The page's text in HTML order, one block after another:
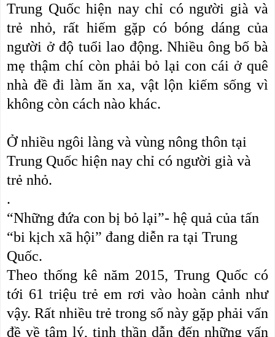
Trung Quốc hiện nay chỉ có người già và
trẻ nhỏ, rất hiếm gặp có bóng dáng của
người ở độ tuổi lao động. Nhiều ông bố bà
mẹ thậm chí còn phải bỏ lại con cái ở quê
nhà đề đi làm ăn xa, vật lộn kiếm sống vì
không còn cách nào khác.
Ở nhiều ngôi làng và vùng nông thôn tại
Trung Quốc hiện nay chỉ có người già và
trẻ nhỏ.
.
“Những đứa con bị bỏ lại”- hệ quả của tấn
“bi kịch xã hội” đang diễn ra tại Trung
Quốc.
Theo thống kê năm 2015, Trung Quốc có
tới 61 triệu trẻ em rơi vào hoàn cảnh như
vậy. Rất nhiều trẻ trong số này gặp phải vấn
đề về tâm lý, tinh thần dẫn đến những vấn